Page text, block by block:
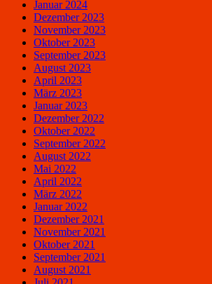
Januar 2024
Dezember 2023
November 2023
Oktober 2023
September 2023
August 2023
April 2023
März 2023
Januar 2023
Dezember 2022
Oktober 2022
September 2022
August 2022
Mai 2022
April 2022
März 2022
Januar 2022
Dezember 2021
November 2021
Oktober 2021
September 2021
August 2021